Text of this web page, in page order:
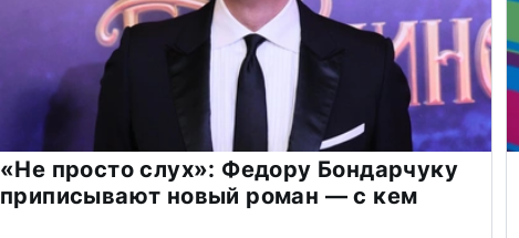
«Не просто слух»: Федору Бондарчуку
приписывают новый роман — с кем